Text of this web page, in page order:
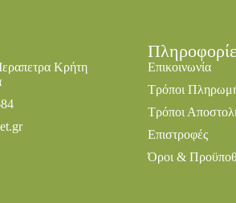
Κρήτη
Επικοινωνία
Τρόποι
Τρόποι
Επιστροφές
Όροι &